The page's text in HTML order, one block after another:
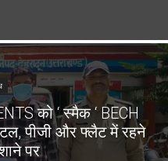
को ‘ स्मैक ‘ BECH
पीजी और फ्लैट में रहने
पर